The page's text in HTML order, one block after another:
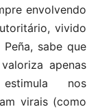
envolvendo
vivido
sabe que
apenas
nos
virais (como